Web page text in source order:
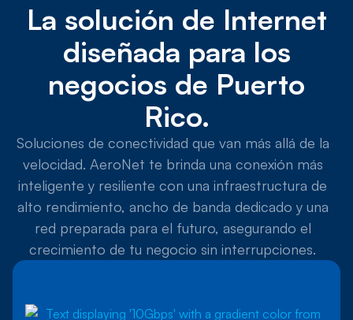
La solución de Internet
diseñada para los
negocios de Puerto
Rico.
Soluciones de conectividad que van más allá de la
velocidad. AeroNet te brinda una conexión más
inteligente y resiliente con una infraestructura de
alto rendimiento, ancho de banda dedicado y una
red preparada para el futuro, asegurando el
crecimiento de tu negocio sin interrupciones.